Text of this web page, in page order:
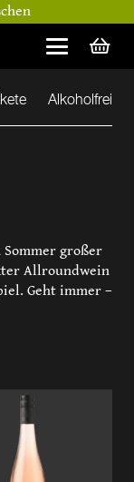
Alkoholfrei
großer
Allroundwein
Geht immer –